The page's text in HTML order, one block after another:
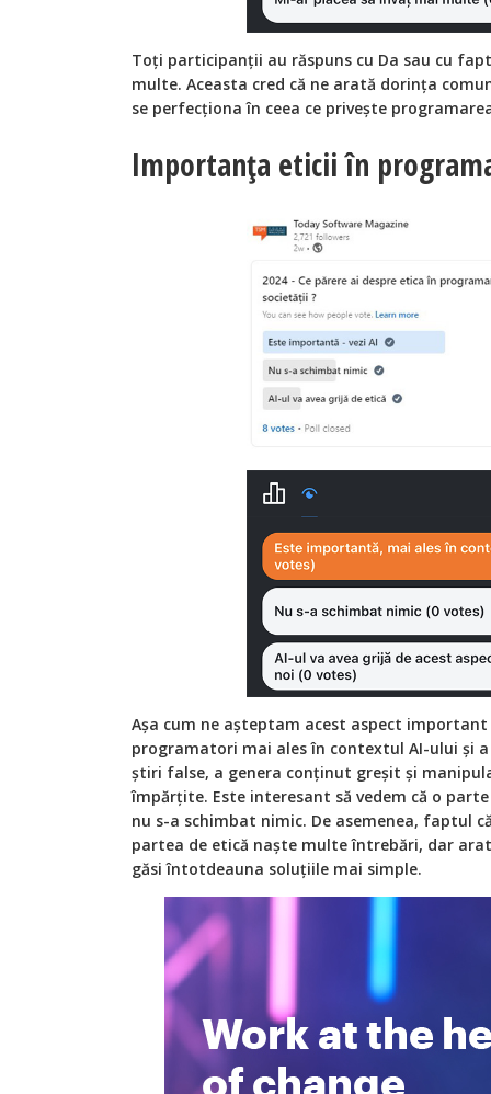
Toți participanții au răspuns cu Da sau cu
multe. Aceasta cred că ne arată dorința
se perfecționa în ceea ce privește
Importanța eticii în
Așa cum ne așteptam acest aspect
programatori mai ales în contextul AI-ului și
știri false, a genera conținut greșit și
împărțite. Este interesant să vedem că o
nu s-a schimbat nimic. De asemenea, faptul
partea de etică naște multe întrebări, dar
găsi întotdeauna soluțiile mai simple.